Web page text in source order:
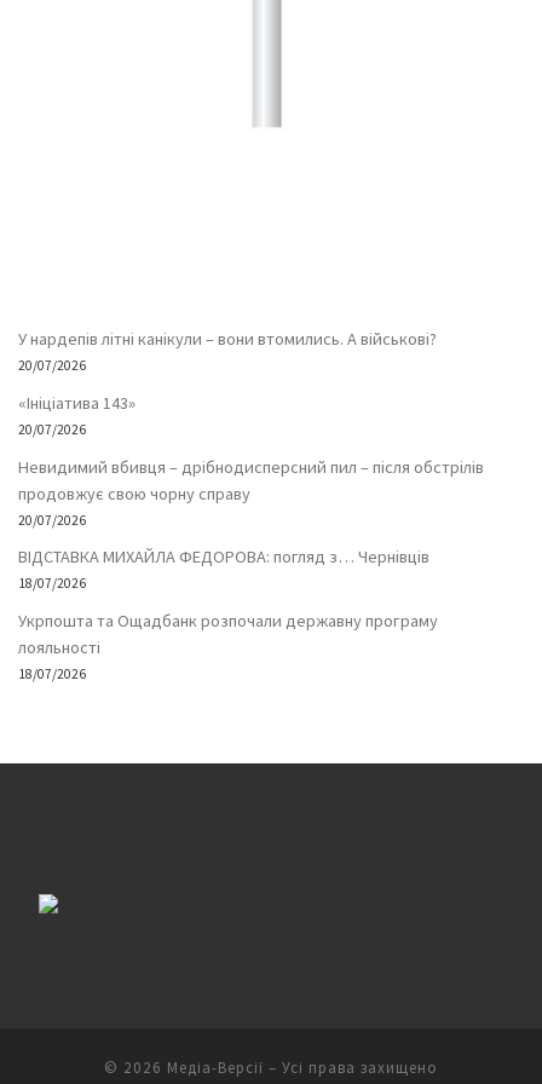
У нардепів літні канікули – вони втомились. А військові?
20/07/2026
«Ініціатива 143»
20/07/2026
Невидимий вбивця – дрібнодисперсний пил – після обстрілів
продовжує свою чорну справу
20/07/2026
ВІДСТАВКА МИХАЙЛА ФЕДОРОВА: погляд з… Чернівців
18/07/2026
Укрпошта та Ощадбанк розпочали державну програму
лояльності
18/07/2026
© 2026 Медіа-Версії – Усі права захищено